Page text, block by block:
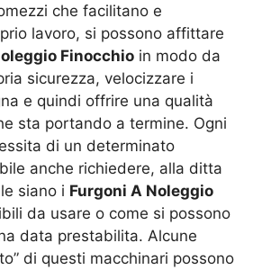
che facilitano e
lavoro, si possono affittare
Finocchio in modo da
sicurezza, velocizzare i
e quindi offrire una qualità
sta portando a termine. Ogni
di un determinato
anche richiedere, alla ditta
siano i Furgoni A Noleggio
da usare o come si possono
data prestabilita. Alcune
di questi macchinari possono